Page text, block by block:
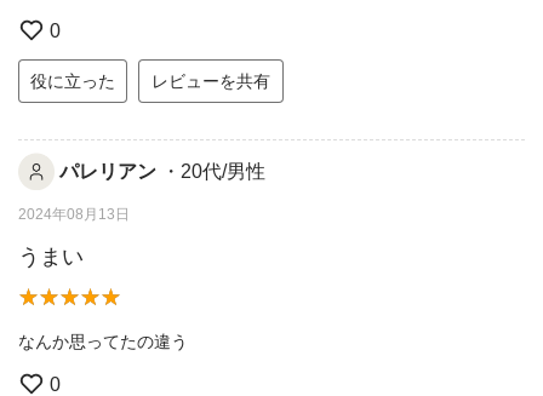
0
役に立った レビューを共有
パレリアン ・20代/男性
2024年08月13日
うまい
なんか思ってたの違う
0